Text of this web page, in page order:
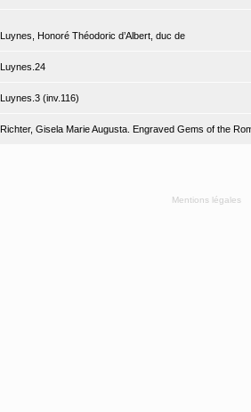
Luynes, Honoré Théodoric d’Albert, duc de
Luynes.24
Luynes.3 (inv.116)
Richter, Gisela Marie Augusta. Engraved Gems of the
Mentions légales